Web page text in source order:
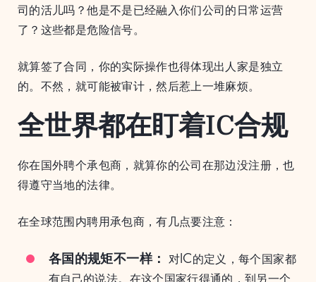
司的活儿吗？他是不是已经融入你们公司的日常运营
了？这些都是危险信号。
就算签了合同，你的实际操作也得体现出人家是独立
的。不然，就可能被审计，然后惹上一堆麻烦。
全世界都在盯着IC合规
你在国外聘个承包商，就算你的公司在那边没注册，也
得遵守当地的法律。
在全球范围内聘用承包商，有几点要注意：
各国的规矩不一样： 对IC的定义，每个国家都
有自己的说法。在这个国家行得通的，到另一个